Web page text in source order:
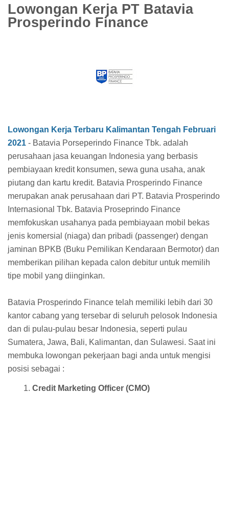
Lowongan Kerja PT Batavia
Prosperindo Finance
Lowongan Kerja Terbaru Kalimantan Tengah Februari
2021 - Batavia Porseperindo Finance Tbk. adalah
perusahaan jasa keuangan Indonesia yang berbasis
pembiayaan kredit konsumen, sewa guna usaha, anak
piutang dan kartu kredit. Batavia Prosperindo Finance
merupakan anak perusahaan dari PT. Batavia Prosperindo
Internasional Tbk. Batavia Proseprindo Finance
memfokuskan usahanya pada pembiayaan mobil bekas
jenis komersial (niaga) dan pribadi (passenger) dengan
jaminan BPKB (Buku Pemilikan Kendaraan Bermotor) dan
memberikan pilihan kepada calon debitur untuk memilih
tipe mobil yang diinginkan.
Batavia Prosperindo Finance telah memiliki lebih dari 30
kantor cabang yang tersebar di seluruh pelosok Indonesia
dan di pulau-pulau besar Indonesia, seperti pulau
Sumatera, Jawa, Bali, Kalimantan, dan Sulawesi. Saat ini
membuka lowongan pekerjaan bagi anda untuk mengisi
posisi sebagai :
Credit Marketing Officer (CMO)